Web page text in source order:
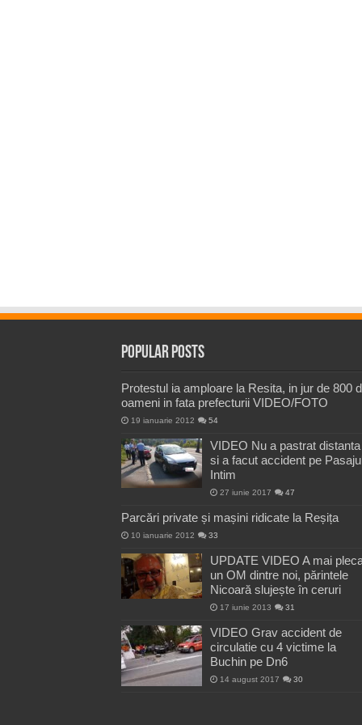
Popular Posts
Protestul ia amploare la Resita, in jur de 800
oameni in fata prefecturii VIDEO/FOTO
19 ianuarie 2012 54
VIDEO Nu a pastrat distanta
si a facut accident pe
Intim
27 iunie 2017 47
Parcări private și mașini ridicate la Reșița
10 ianuarie 2012 33
UPDATE VIDEO A mai
un OM dintre noi, părintele
Nicoară slujește în ceruri
17 iunie 2013 31
VIDEO Grav accident de
circulatie cu 4 victime la
Buchin pe Dn6
14 august 2017 30